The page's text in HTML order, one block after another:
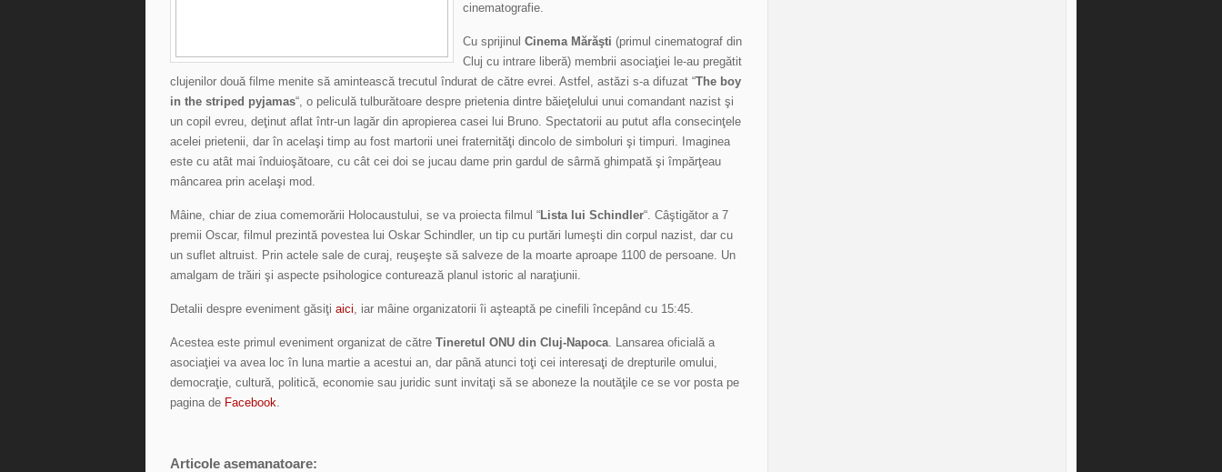
cinematografie.
Cu sprijinul Cinema Mărăşti (primul cinematograf din
Cluj cu intrare liberă) membrii asociaţiei le-au pregătit
clujenilor două filme menite să amintească trecutul îndurat de către evrei. Astfel, astăzi s-a difuzat “The boy
in the striped pyjamas“, o peliculă tulburătoare despre prietenia dintre băieţelului unui comandant nazist şi
un copil evreu, deţinut aflat într-un lagăr din apropierea casei lui Bruno. Spectatorii au putut afla consecinţele
acelei prietenii, dar în acelaşi timp au fost martorii unei fraternităţi dincolo de simboluri şi timpuri. Imaginea
este cu atât mai înduioşătoare, cu cât cei doi se jucau dame prin gardul de sârmă ghimpată şi împărţeau
mâncarea prin acelaşi mod.
Mâine, chiar de ziua comemorării Holocaustului, se va proiecta filmul “Lista lui Schindler“. Câştigător a 7
premii Oscar, filmul prezintă povestea lui Oskar Schindler, un tip cu purtări lumeşti din corpul nazist, dar cu
un suflet altruist. Prin actele sale de curaj, reuşeşte să salveze de la moarte aproape 1100 de persoane. Un
amalgam de trăiri şi aspecte psihologice conturează planul istoric al naraţiunii.
Detalii despre eveniment găsiţi aici, iar mâine organizatorii îi aşteaptă pe cinefili începând cu 15:45.
Acestea este primul eveniment organizat de către Tineretul ONU din Cluj-Napoca. Lansarea oficială a
asociaţiei va avea loc în luna martie a acestui an, dar până atunci toţi cei interesaţi de drepturile omului,
democraţie, cultură, politică, economie sau juridic sunt invitaţi să se aboneze la noutăţile ce se vor posta pe
pagina de Facebook.
Articole asemanatoare: